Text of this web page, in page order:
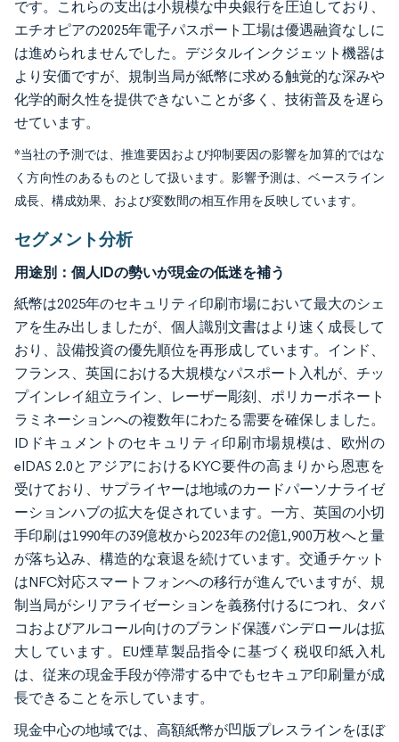
です。これらの支出は小規模な中央銀行を圧迫しており、
エチオピアの2025年電子パスポート工場は優遇融資なしに
は進められませんでした。デジタルインクジェット機器は
より安価ですが、規制当局が紙幣に求める触覚的な深みや
化学的耐久性を提供できないことが多く、技術普及を遅ら
せています。
*当社の予測では、推進要因および抑制要因の影響を加算的ではな
く方向性のあるものとして扱います。影響予測は、ベースライン
成長、構成効果、および変数間の相互作用を反映しています。
セグメント分析
用途別：個人IDの勢いが現金の低迷を補う
紙幣は2025年のセキュリティ印刷市場において最大のシェ
アを生み出しましたが、個人識別文書はより速く成長して
おり、設備投資の優先順位を再形成しています。インド、
フランス、英国における大規模なパスポート入札が、チッ
プインレイ組立ライン、レーザー彫刻、ポリカーボネート
ラミネーションへの複数年にわたる需要を確保しました。
IDドキュメントのセキュリティ印刷市場規模は、欧州の
eIDAS 2.0とアジアにおけるKYC要件の高まりから恩恵を
受けており、サプライヤーは地域のカードパーソナライゼ
ーションハブの拡大を促されています。一方、英国の小切
手印刷は1990年の39億枚から2023年の2億1,900万枚へと量
が落ち込み、構造的な衰退を続けています。交通チケット
はNFC対応スマートフォンへの移行が進んでいますが、規
制当局がシリアライゼーションを義務付けるにつれ、タバ
コおよびアルコール向けのブランド保護バンデロールは拡
大しています。EU煙草製品指令に基づく税収印紙入札
は、従来の現金手段が停滞する中でもセキュア印刷量が成
長できることを示しています。
現金中心の地域では、高額紙幣が凹版プレスラインをほぼ